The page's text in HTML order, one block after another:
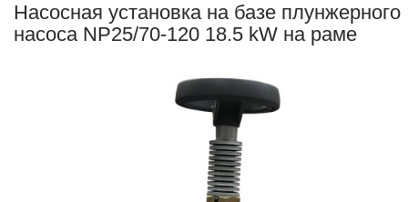
Насосная установка на базе плунжерного
насоса NP25/70-120 18.5 kW на раме